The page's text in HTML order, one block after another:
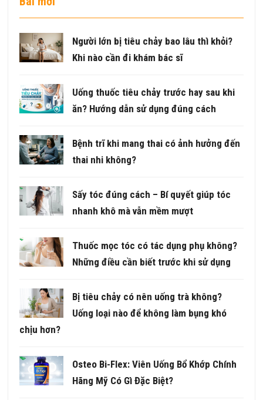
Người lớn bị tiêu chảy bao lâu thì khỏi?
Khi nào cần đi khám bác sĩ
Uống thuốc tiêu chảy trước hay sau khi
ăn? Hướng dẫn sử dụng đúng cách
Bệnh trĩ khi mang thai có ảnh hưởng đến
thai nhi không?
Sấy tóc đúng cách – Bí quyết giúp tóc
nhanh khô mà vẫn mềm mượt
Thuốc mọc tóc có tác dụng phụ không?
Những điều cần biết trước khi sử dụng
Bị tiêu chảy có nên uống trà không?
Uống loại nào để không làm bụng khó
chịu hơn?
Osteo Bi-Flex: Viên Uống Bổ Khớp Chính
Hãng Mỹ Có Gì Đặc Biệt?